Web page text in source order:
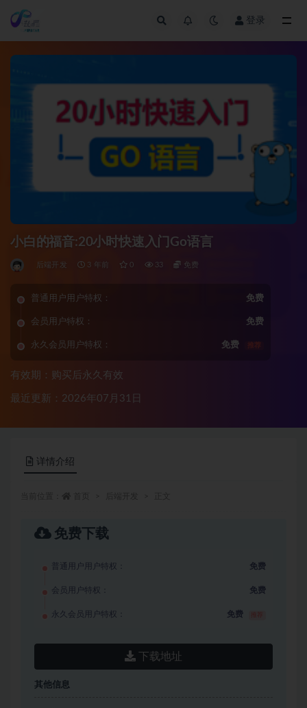
登录
小白的福音:20小时快速入门Go语言
后端开发 3 年前 0 33 免费
普通用户用户特权： 免费
会员用户特权： 免费
永久会员用户特权： 免费 推荐
有效期：购买后永久有效
最近更新：2026年07月31日
详情介绍
免费下载
普通用户用户特权： 免费
会员用户特权： 免费
永久会员用户特权： 免费
下载地址
其他信息